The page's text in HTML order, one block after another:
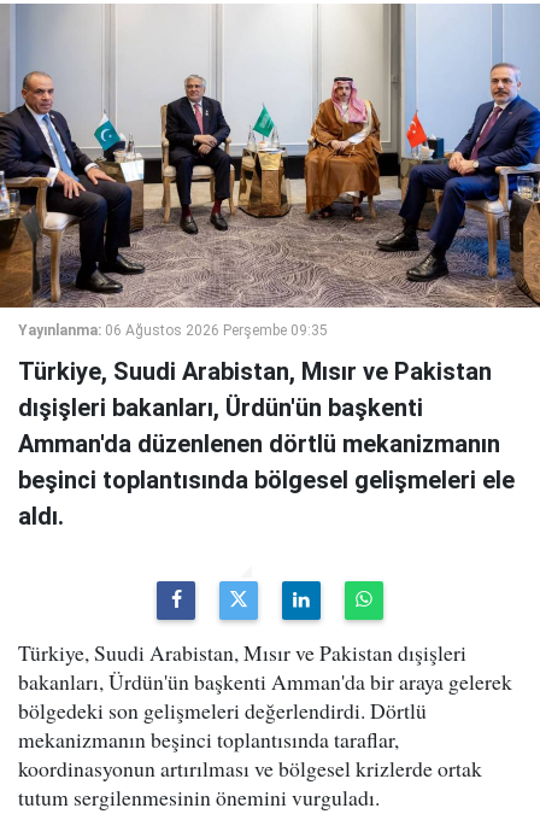
Yayınlanma: 06 Ağustos 2026 Perşembe 09:35
Türkiye, Suudi Arabistan, Mısır ve Pakistan
dışişleri bakanları, Ürdün'ün başkenti
Amman'da düzenlenen dörtlü mekanizmanın
beşinci toplantısında bölgesel gelişmeleri ele
aldı.
Türkiye, Suudi Arabistan, Mısır ve Pakistan dışişleri
bakanları, Ürdün'ün başkenti Amman'da bir araya gelerek
bölgedeki son gelişmeleri değerlendirdi. Dörtlü
mekanizmanın beşinci toplantısında taraflar,
koordinasyonun artırılması ve bölgesel krizlerde ortak
tutum sergilenmesinin önemini vurguladı.